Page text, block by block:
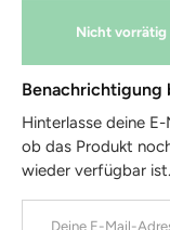
Nicht vorrätig
Benachrichtigung
Hinterlasse deine
ob das Produkt
wieder verfügbar ist.